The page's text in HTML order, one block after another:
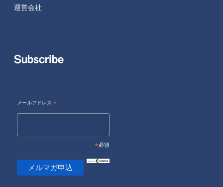
運営会社
Subscribe
メールアドレス *
*必須